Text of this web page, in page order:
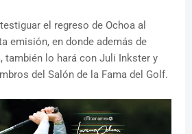
el regreso de Ochoa al
emisión, en donde además de
también lo hará con Juli Inkster y
del Salón de la Fama del Golf.